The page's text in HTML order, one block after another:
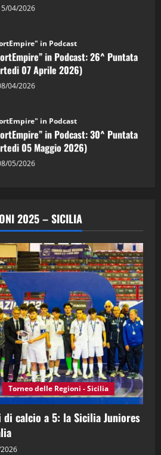
04/2026
in Podcast
in Podcast: 26^ Puntata
07 Aprile 2026)
04/2026
in Podcast
in Podcast: 30^ Puntata
05 Maggio 2026)
05/2026
in Podcast: 29^ Puntata
28 Aprile 2026)
04/2026
in Podcast
in Podcast: 28^ Puntata
21 Aprile 2026)
04/2026
in Podcast Sport News
in Podcast: 27^ Puntata
14 Aprile 2026)
04/2026
in Podcast
in Podcast: 26^ Puntata
2025 – SICILIA
Torneo delle Regioni - Sicilia
di calcio a 5: la Sicilia Juniores